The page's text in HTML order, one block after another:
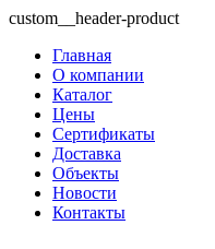
custom__header-product
Главная
О компании
Каталог
Цены
Сертификаты
Доставка
Объекты
Новости
Контакты